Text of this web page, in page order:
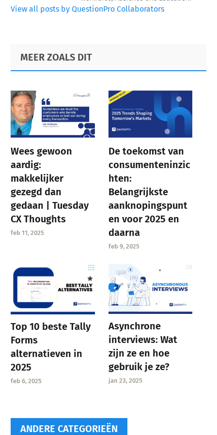
View all posts by QuestionPro Collaborators
Primary
Sidebar
Footer
MEER ZOALS DIT
Wees gewoon
aardig:
makkelijker
gezegd dan
gedaan | Tuesday
CX Thoughts
feb 11, 2025
De toekomst van
consumenteninzic
hten:
Belangrijkste
aanknopingspunt
en voor 2025 en
daarna
feb 9, 2025
Top 10 beste Tally
Forms
alternatieven in
2025
feb 6, 2025
Asynchrone
interviews: Wat
zijn ze en hoe
gebruik je ze?
jan 23, 2025
ANDERE CATEGORIEËN